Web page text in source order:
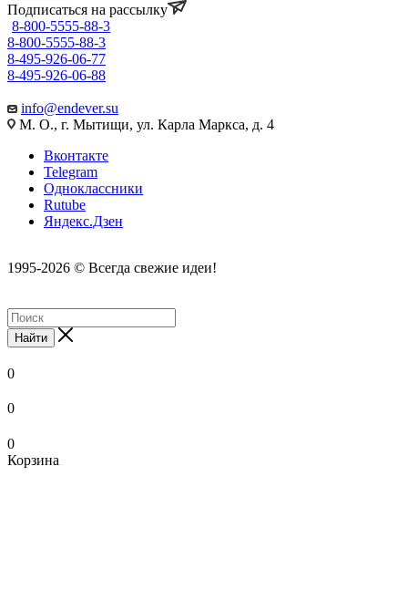
Подписаться на рассылку
8-800-5555-88-3
8-800-5555-88-3
8-495-926-06-77
8-495-926-06-88
info@endever.su
М. О., г. Мытищи, ул. Карла Маркса, д. 4
Вконтакте
Telegram
Одноклассники
Rutube
Яндекс.Дзен
1995-2026 © Всегда свежие идеи!
Найти
0
0
0
Корзина